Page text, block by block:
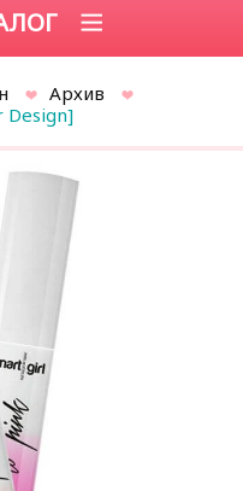
Архив
Design]